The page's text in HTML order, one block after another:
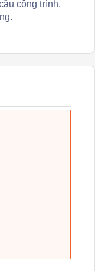
công trình,